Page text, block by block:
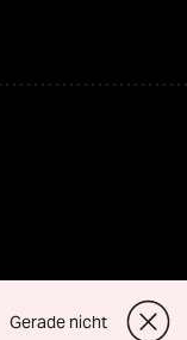
Gerade nicht